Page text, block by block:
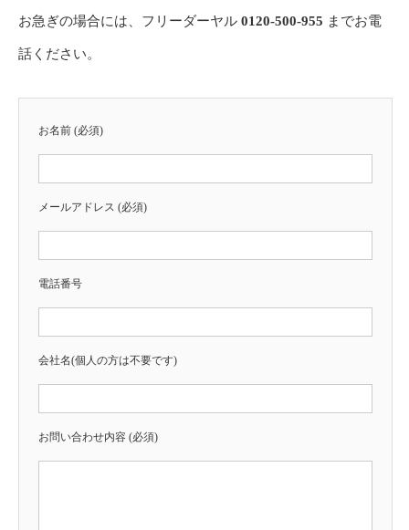
お急ぎの場合には、フリーダーヤル 0120-500-955 までお電
話ください。
お名前 (必須)
メールアドレス (必須)
電話番号
会社名(個人の方は不要です)
お問い合わせ内容 (必須)